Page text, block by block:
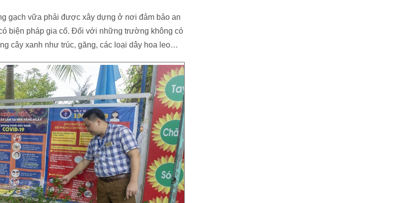
gạch vữa phải được xây dựng ở nơi đảm bảo an
biện pháp gia cố. Đối với những trường không có
cây xanh như trúc, găng, các loại dây hoa leo…